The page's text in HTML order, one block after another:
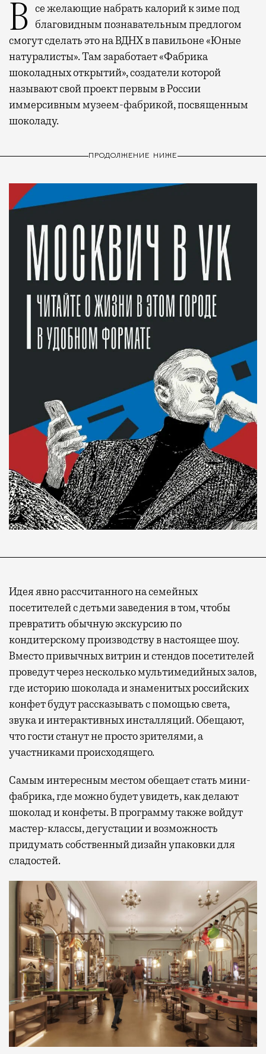
Все желающие набрать калорий к зиме под благовидным познавательным предлогом
смогут сделать это на ВДНХ в павильоне «Юные
натуралисты». Там заработает «Фабрика
шоколадных открытий», создатели которой
называют свой проект первым в России
иммерсивным музеем-фабрикой, посвященным
шоколаду.
ПРОДОЛЖЕНИЕ НИЖЕ
Идея явно рассчитанного на семейных
посетителей с детьми заведения в том, чтобы
превратить обычную экскурсию по
кондитерскому производству в настоящее шоу.
Вместо привычных витрин и стендов посетителей
проведут через несколько мультимедийных залов,
где историю шоколада и знаменитых российских
конфет будут рассказывать с помощью света,
звука и интерактивных инсталляций. Обещают,
что гости станут не просто зрителями, а
участниками происходящего.
Самым интересным местом обещает стать мини-
фабрика, где можно будет увидеть, как делают
шоколад и конфеты. В программу также войдут
мастер-классы, дегустации и возможность
придумать собственный дизайн упаковки для
сладостей.